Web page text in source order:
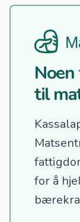
til
for å